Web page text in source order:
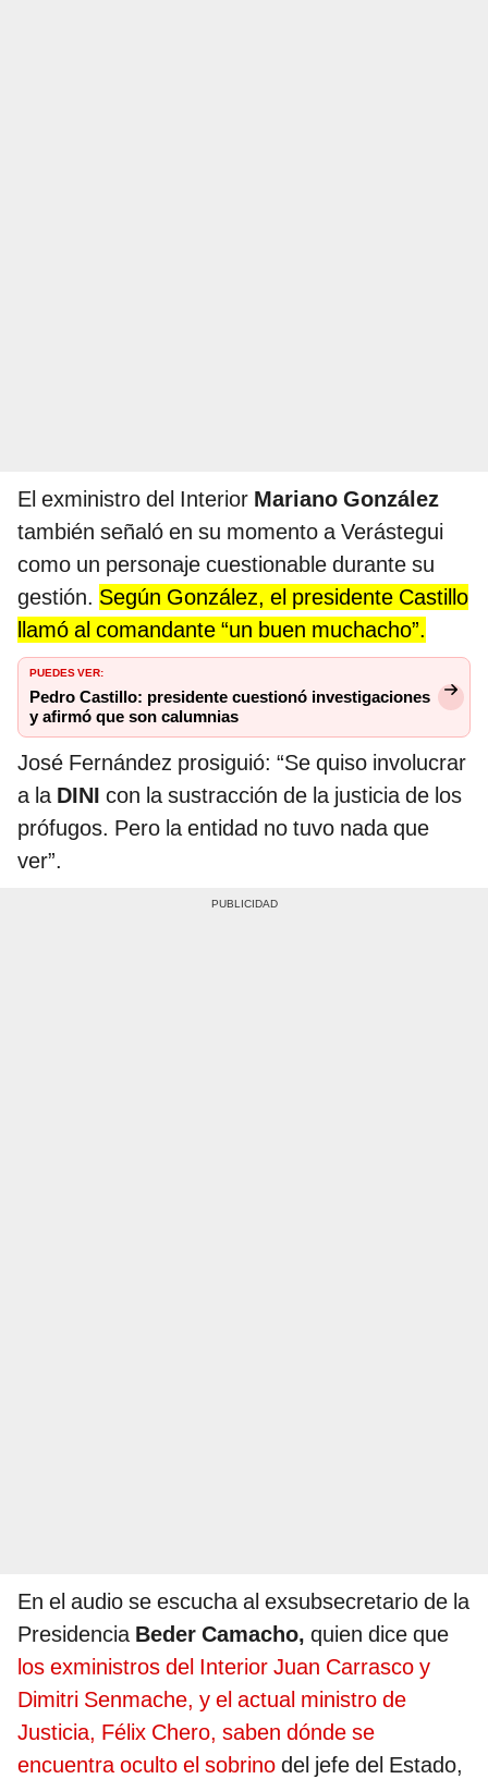
El exministro del Interior Mariano González
también señaló en su momento a Verástegui
como un personaje cuestionable durante su
gestión. Según González, el presidente Castillo
llamó al comandante “un buen muchacho”.
PUEDES VER:
Pedro Castillo: presidente cuestionó investigaciones
y afirmó que son calumnias
José Fernández prosiguió: “Se quiso involucrar
a la DINI con la sustracción de la justicia de los
prófugos. Pero la entidad no tuvo nada que
ver”.
En el audio se escucha al exsubsecretario de la
Presidencia Beder Camacho, quien dice que
los exministros del Interior Juan Carrasco y
Dimitri Senmache, y el actual ministro de
Justicia, Félix Chero, saben dónde se
encuentra oculto el sobrino del jefe del Estado,